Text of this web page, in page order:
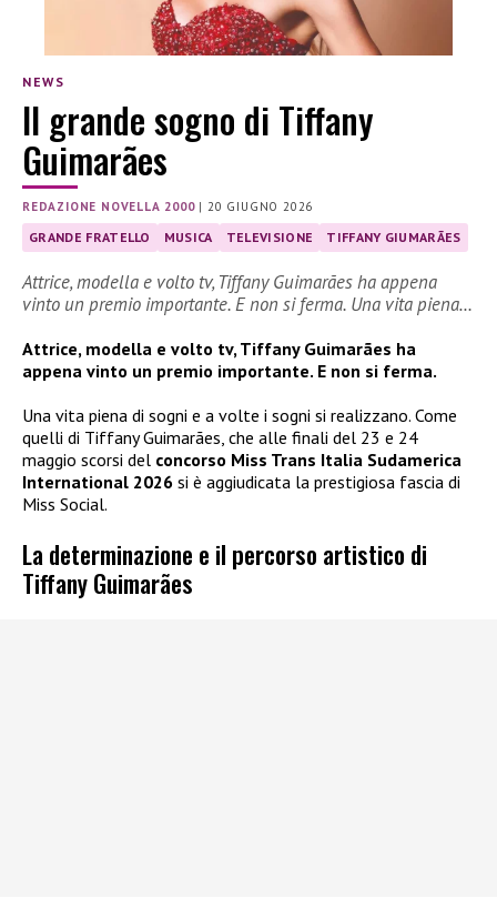
NEWS
Il grande sogno di Tiffany
Guimarães
REDAZIONE NOVELLA 2000|20 GIUGNO 2026
GRANDE FRATELLO MUSICA TELEVISIONE TIFFANY GIUMARÃES
Attrice, modella e volto tv, Tiffany Guimarães ha appena
vinto un premio importante. E non si ferma. Una vita piena…
Attrice, modella e volto tv, Tiffany Guimarães ha
appena vinto un premio importante. E non si ferma.
Una vita piena di sogni e a volte i sogni si realizzano. Come
quelli di Tiffany Guimarães, che alle finali del 23 e 24
maggio scorsi del concorso Miss Trans Italia Sudamerica
International 2026 si è aggiudicata la prestigiosa fascia di
Miss Social.
La determinazione e il percorso artistico di
Tiffany Guimarães